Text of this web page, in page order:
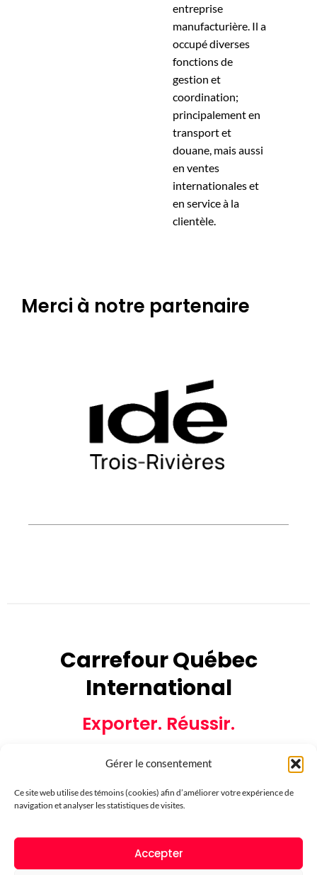
Gérer le consentement
Ce site web utilise des témoins (cookies) afin d’améliorer votre expérience de
navigation et analyser les statistiques de visites.
Accepter
entreprise
manufacturière. Il a
occupé diverses
fonctions de
gestion et
coordination;
principalement en
transport et
douane, mais aussi
en ventes
internationales et
en service à la
clientèle.
Merci à notre partenaire
Carrefour Québec
International
Exporter. Réussir.